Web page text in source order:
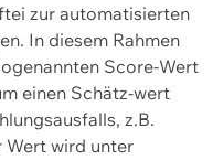
zur automatisierten
In diesem Rahmen
Score-Wert
einen Schätz-wert
z.B.
Wert wird unter